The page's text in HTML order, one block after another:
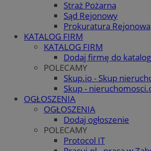
Straż Pożarna
Sąd Rejonowy
Prokuratura Rejonowa
KATALOG FIRM
KATALOG FIRM
Dodaj firmę do
POLECAMY
Skup.io - Skup
Skup -
OGŁOSZENIA
OGŁOSZENIA
Dodaj ogłoszenie
POLECAMY
Protocol IT